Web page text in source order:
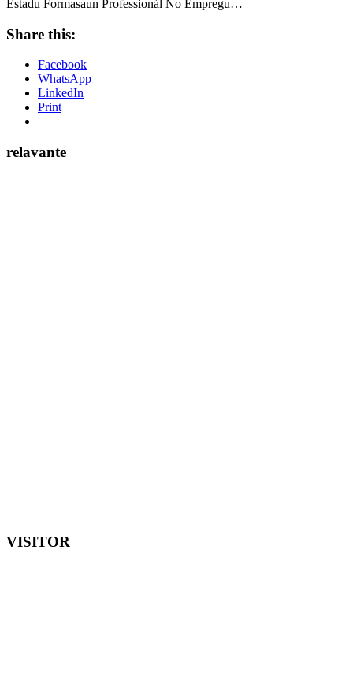
Estadu Formasaun Professionál No Empregu…
Share this:
Facebook
WhatsApp
LinkedIn
Print
relavante
VISITOR